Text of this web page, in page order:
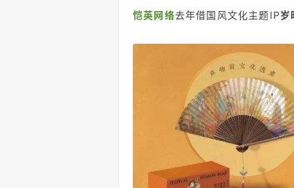
恺英网络去年借国风文化主题IP岁